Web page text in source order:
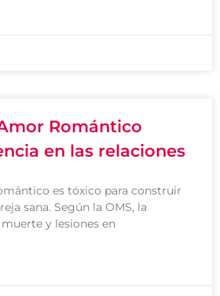
Romántico
en las relaciones
es tóxico para construir
sana. Según la OMS, la
y lesiones en